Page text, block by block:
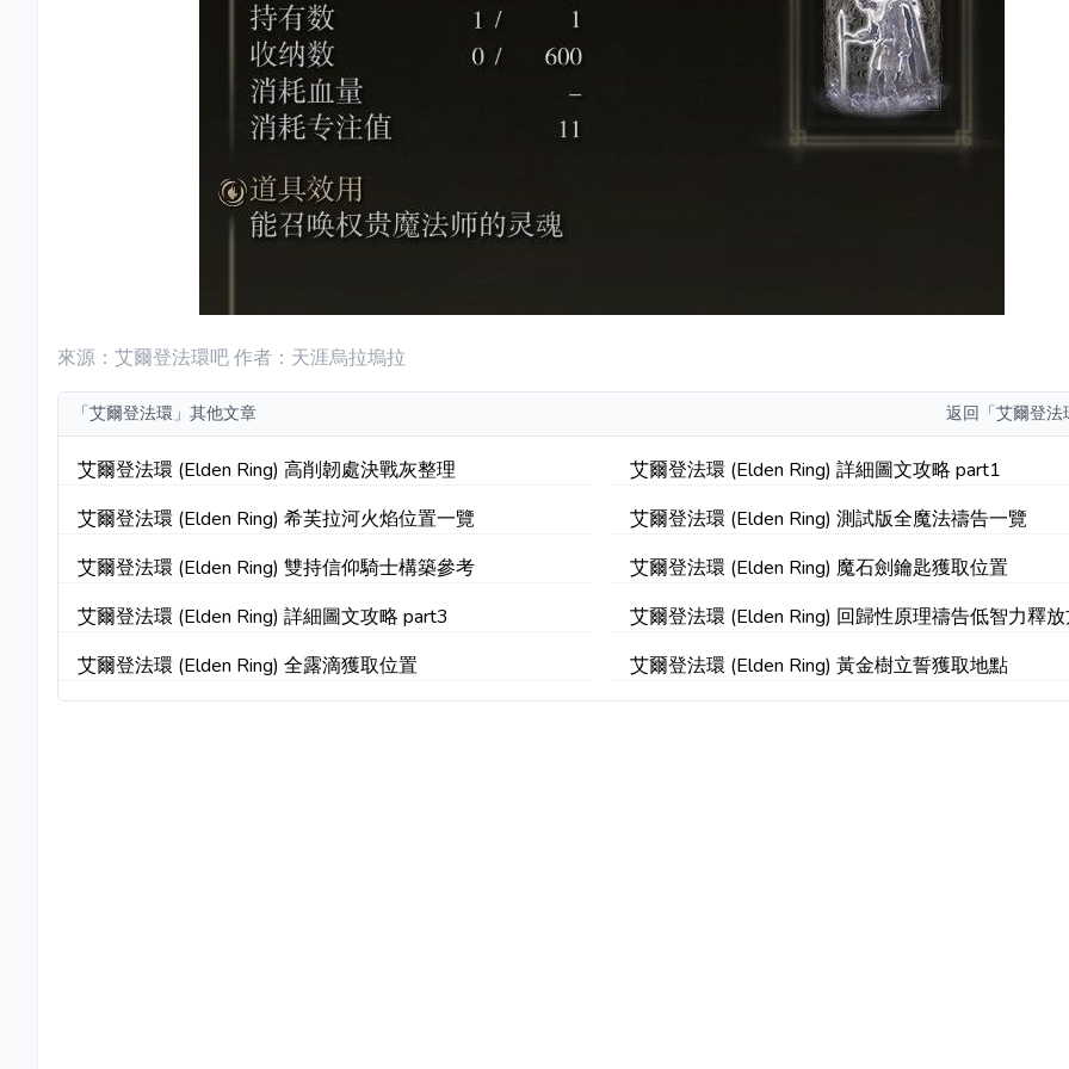
來源：艾爾登法環吧 作者：天涯烏拉塢拉
「艾爾登法環」其他文章 返回 「艾爾登
艾爾登法環 (Elden Ring) 高削韌處決戰灰整理
艾爾登法環 (Elden Ring) 詳細圖文攻略 part1
艾爾登法環 (Elden Ring) 希芙拉河火焰位置一覽
艾爾登法環 (Elden Ring) 測試版全魔法禱告一覽
艾爾登法環 (Elden Ring) 雙持信仰騎士構築參考
艾爾登法環 (Elden Ring) 魔石劍鑰匙獲取位置
艾爾登法環 (Elden Ring) 詳細圖文攻略 part3
艾爾登法環 (Elden Ring) 回歸性原理禱告低智力釋
艾爾登法環 (Elden Ring) 全露滴獲取位置
艾爾登法環 (Elden Ring) 黃金樹立誓獲取地點